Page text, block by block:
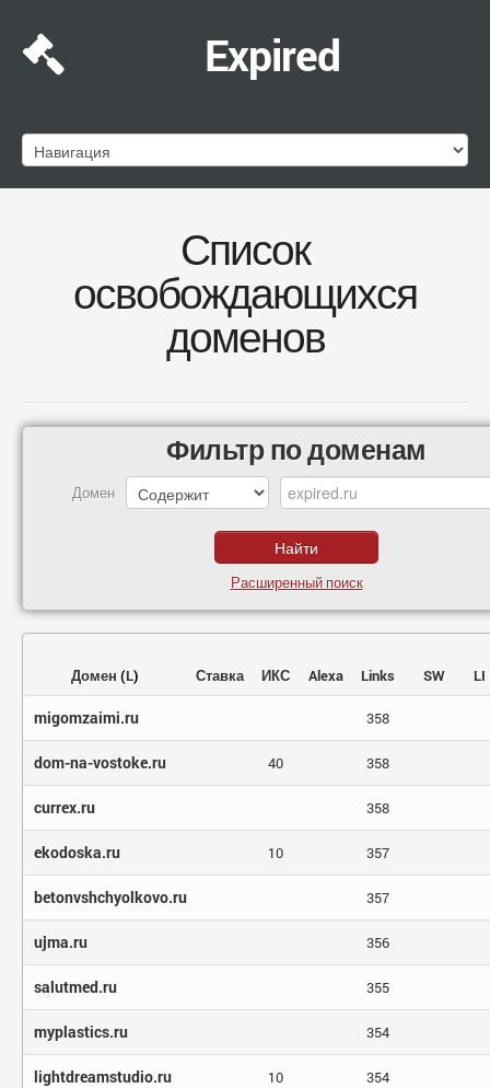
Expired
Список
освобождающихся
доменов
Фильтр по доменам
Домен
Расширенный поиск
Домен (L) Ставка ИКС Alexa Links SW LI
migomzaimi.ru 358
dom-na-vostoke.ru 40 358
currex.ru 358
ekodoska.ru 10 357
betonvshchyolkovo.ru 357
ujma.ru 356
salutmed.ru 355
myplastics.ru 354
lightdreamstudio.ru 10 354